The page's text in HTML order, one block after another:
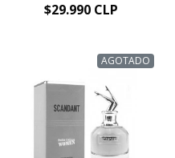
$29.990 CLP
AGOTADO